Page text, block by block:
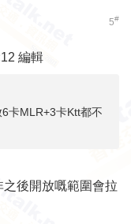
5#
編輯
卡MLR+3卡Ktt都不
後開放嘅範圍會拉